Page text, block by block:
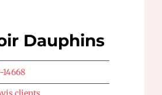
Dauphins
14668